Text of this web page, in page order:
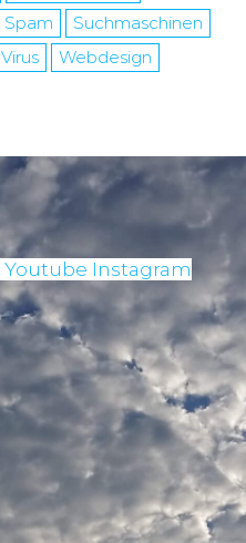
Spam
Suchmaschinen
Virus
Webdesign
Youtube Instagram